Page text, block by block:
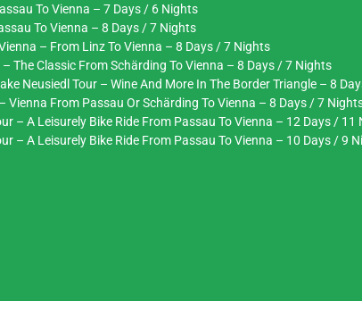
To Vienna – 7 Days / 6 Nights
To Vienna – 8 Days / 7 Nights
– From Linz To Vienna – 8 Days / 7 Nights
The Classic From Schärding To Vienna – 8 Days / 7 Nights
Neusiedl Tour – Wine And More In The Border Triangle – 8
From Passau Or Schärding To Vienna – 8 Days / 7
– A Leisurely Bike Ride From Passau To Vienna – 12 Days / 11
– A Leisurely Bike Ride From Passau To Vienna – 10 Days / 9